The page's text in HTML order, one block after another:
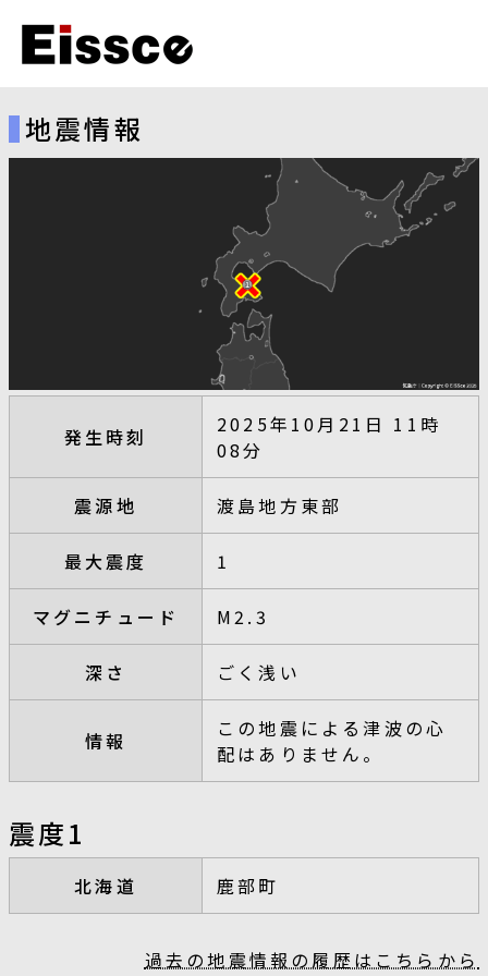
地震情報
発生時刻
2025年10月21日 11時
08分
震源地 渡島地方東部
最大震度 1
マグニチュード M2.3
深さ ごく浅い
情報
この地震による津波の心
配はありません。
震度1
北海道 鹿部町
過去の地震情報の履歴はこちらから